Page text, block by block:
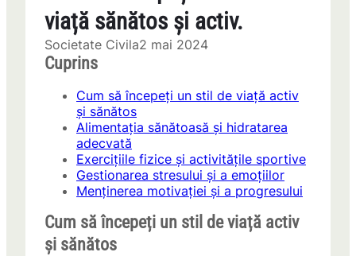
viață sănătos și activ.
Societate Civila2 mai 2024
Cuprins
Cum să începeți un stil de viață activ
și sănătos
Alimentația sănătoasă și hidratarea
adecvată
Exercițiile fizice și activitățile sportive
Gestionarea stresului și a emoțiilor
Menținerea motivației și a progresului
Cum să începeți un stil de viață activ
și sănătos